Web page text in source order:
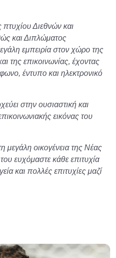
Διεθνών και
και Διπλώματος
εμπειρία στον χώρο της
της επικοινωνίας, έχοντας
έντυπο και ηλεκτρονικό
στην ουσιαστική και
εικόνας του
μεγάλη οικογένεια της Νέας
ευχόμαστε κάθε επιτυχία
και πολλές επιτυχίες μαζί